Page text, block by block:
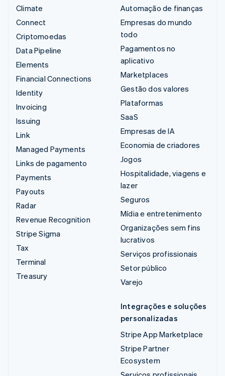
Climate
Connect
Criptomoedas
Data Pipeline
Elements
Financial Connections
Identity
Invoicing
Issuing
Link
Managed Payments
Links de pagamento
Payments
Payouts
Radar
Revenue Recognition
Stripe Sigma
Tax
Terminal
Treasury
Automação de finanças
Empresas do mundo
todo
Pagamentos no
aplicativo
Marketplaces
Gestão dos valores
Plataformas
SaaS
Empresas de IA
Economia de criadores
Jogos
Hospitalidade, viagens e
lazer
Seguros
Mídia e entretenimento
Organizações sem fins
lucrativos
Serviços profissionais
Setor público
Varejo
Integrações e soluções
personalizadas
Stripe App Marketplace
Stripe Partner
Ecosystem